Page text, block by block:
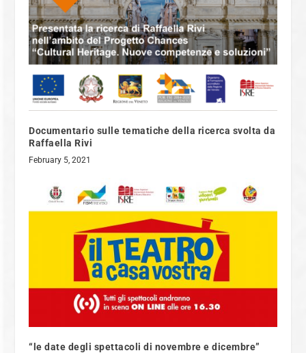
Documentario sulle tematiche della ricerca svolta da
Raffaella Rivi
February 5, 2021
“le date degli spettacoli di novembre e dicembre”